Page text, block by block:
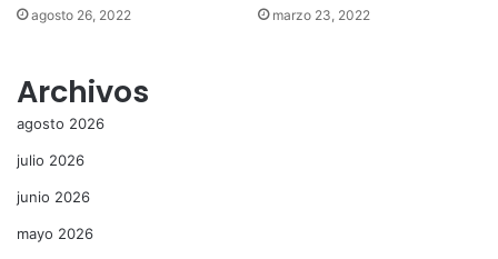
agosto 26, 2022 marzo 23, 2022
Archivos
agosto 2026
julio 2026
junio 2026
mayo 2026